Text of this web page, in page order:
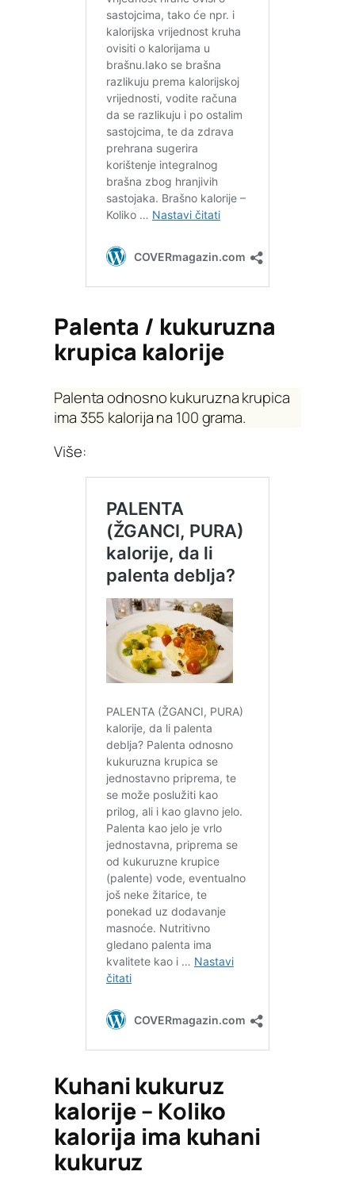
Palenta / kukuruzna
krupica kalorije
Palenta odnosno kukuruzna krupica
ima 355 kalorija na 100 grama.
Više:
Kuhani kukuruz
kalorije – Koliko
kalorija ima kuhani
kukuruz